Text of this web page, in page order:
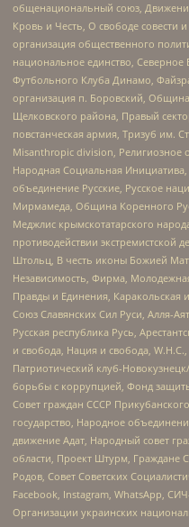
общенациональный союз,
Кровь и Честь, О свободе совести
организация общественного
национальное единство,
Футбольного Клуба Динамо,
организация п. Боровский,
Щелковского района, Правый
повстанческая армия, Тризуб им.
Misanthropic division, Религиозное
Народная Социальная
объединение Русские, Русское
Мирмамеда, Община Коренного
Меджлис крымскотатарского
противодействии экстремистской
Штольц, В честь иконы Божией
Независимость, Фирма,
Правды и Единения, Каракольская
Союз Славянских Сил Руси, Алля-
Русская республика Русь,
и свобода, Нация и свобода,
Патриотический клуб-
борьбы с коррупцией, Фонд
Совет граждан СССР
государство, Народное
движение Адат, Народный совет
области, Проект Штурм, Граждане
Родов, Совет Советских
Facebook, Instagram, WhatsApp,
Организации украинских